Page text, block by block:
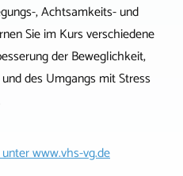
, Achtsamkeits- und
Sie im Kurs verschiedene
der Beweglichkeit,
des Umgangs mit Stress
unterwww.vhs-vg.de